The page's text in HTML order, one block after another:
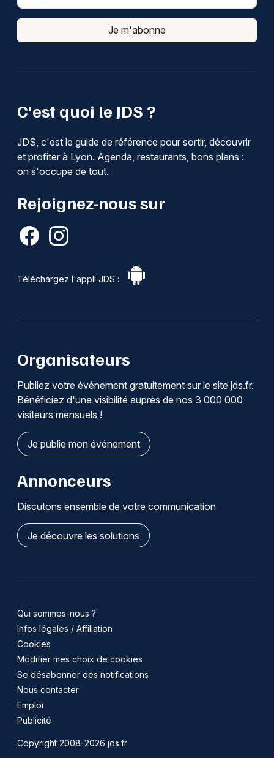
C'est quoi le JDS ?
JDS, c'est le guide de référence pour sortir, découvrir
et profiter à Lyon. Agenda, restaurants, bons plans :
on s'occupe de tout.
Rejoignez-nous sur
Téléchargez l'appli JDS :
Je m'abonne
Organisateurs
Publiez votre événement gratuitement sur le site jds.fr.
Bénéficiez d'une visibilité auprès de nos 3 000 000
visiteurs mensuels !
Je publie mon événement
Annonceurs
Discutons ensemble de votre communication
Je découvre les solutions
Qui sommes-nous ?
Infos légales / Affiliation
Cookies
Modifier mes choix de cookies
Se désabonner des notifications
Nous contacter
Emploi
Publicité
Copyright 2008-2026 jds.fr